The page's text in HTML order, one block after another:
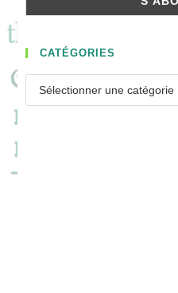
CATÉGORIES
Catégories